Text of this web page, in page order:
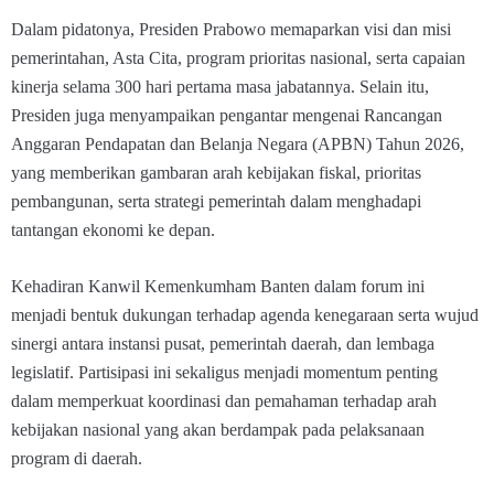
Dalam pidatonya, Presiden Prabowo memaparkan visi dan misi
pemerintahan, Asta Cita, program prioritas nasional, serta capaian
kinerja selama 300 hari pertama masa jabatannya. Selain itu,
Presiden juga menyampaikan pengantar mengenai Rancangan
Anggaran Pendapatan dan Belanja Negara (APBN) Tahun 2026,
yang memberikan gambaran arah kebijakan fiskal, prioritas
pembangunan, serta strategi pemerintah dalam menghadapi
tantangan ekonomi ke depan.
Kehadiran Kanwil Kemenkumham Banten dalam forum ini
menjadi bentuk dukungan terhadap agenda kenegaraan serta wujud
sinergi antara instansi pusat, pemerintah daerah, dan lembaga
legislatif. Partisipasi ini sekaligus menjadi momentum penting
dalam memperkuat koordinasi dan pemahaman terhadap arah
kebijakan nasional yang akan berdampak pada pelaksanaan
program di daerah.